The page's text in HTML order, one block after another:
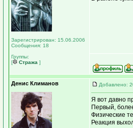
Зарегистрирован: 15.06.2006
Сообщения: 18
Группы:
[
Стража ]
Денис Климанов Добавлено:
Я вот давно
Первый,
Физические
Реакция